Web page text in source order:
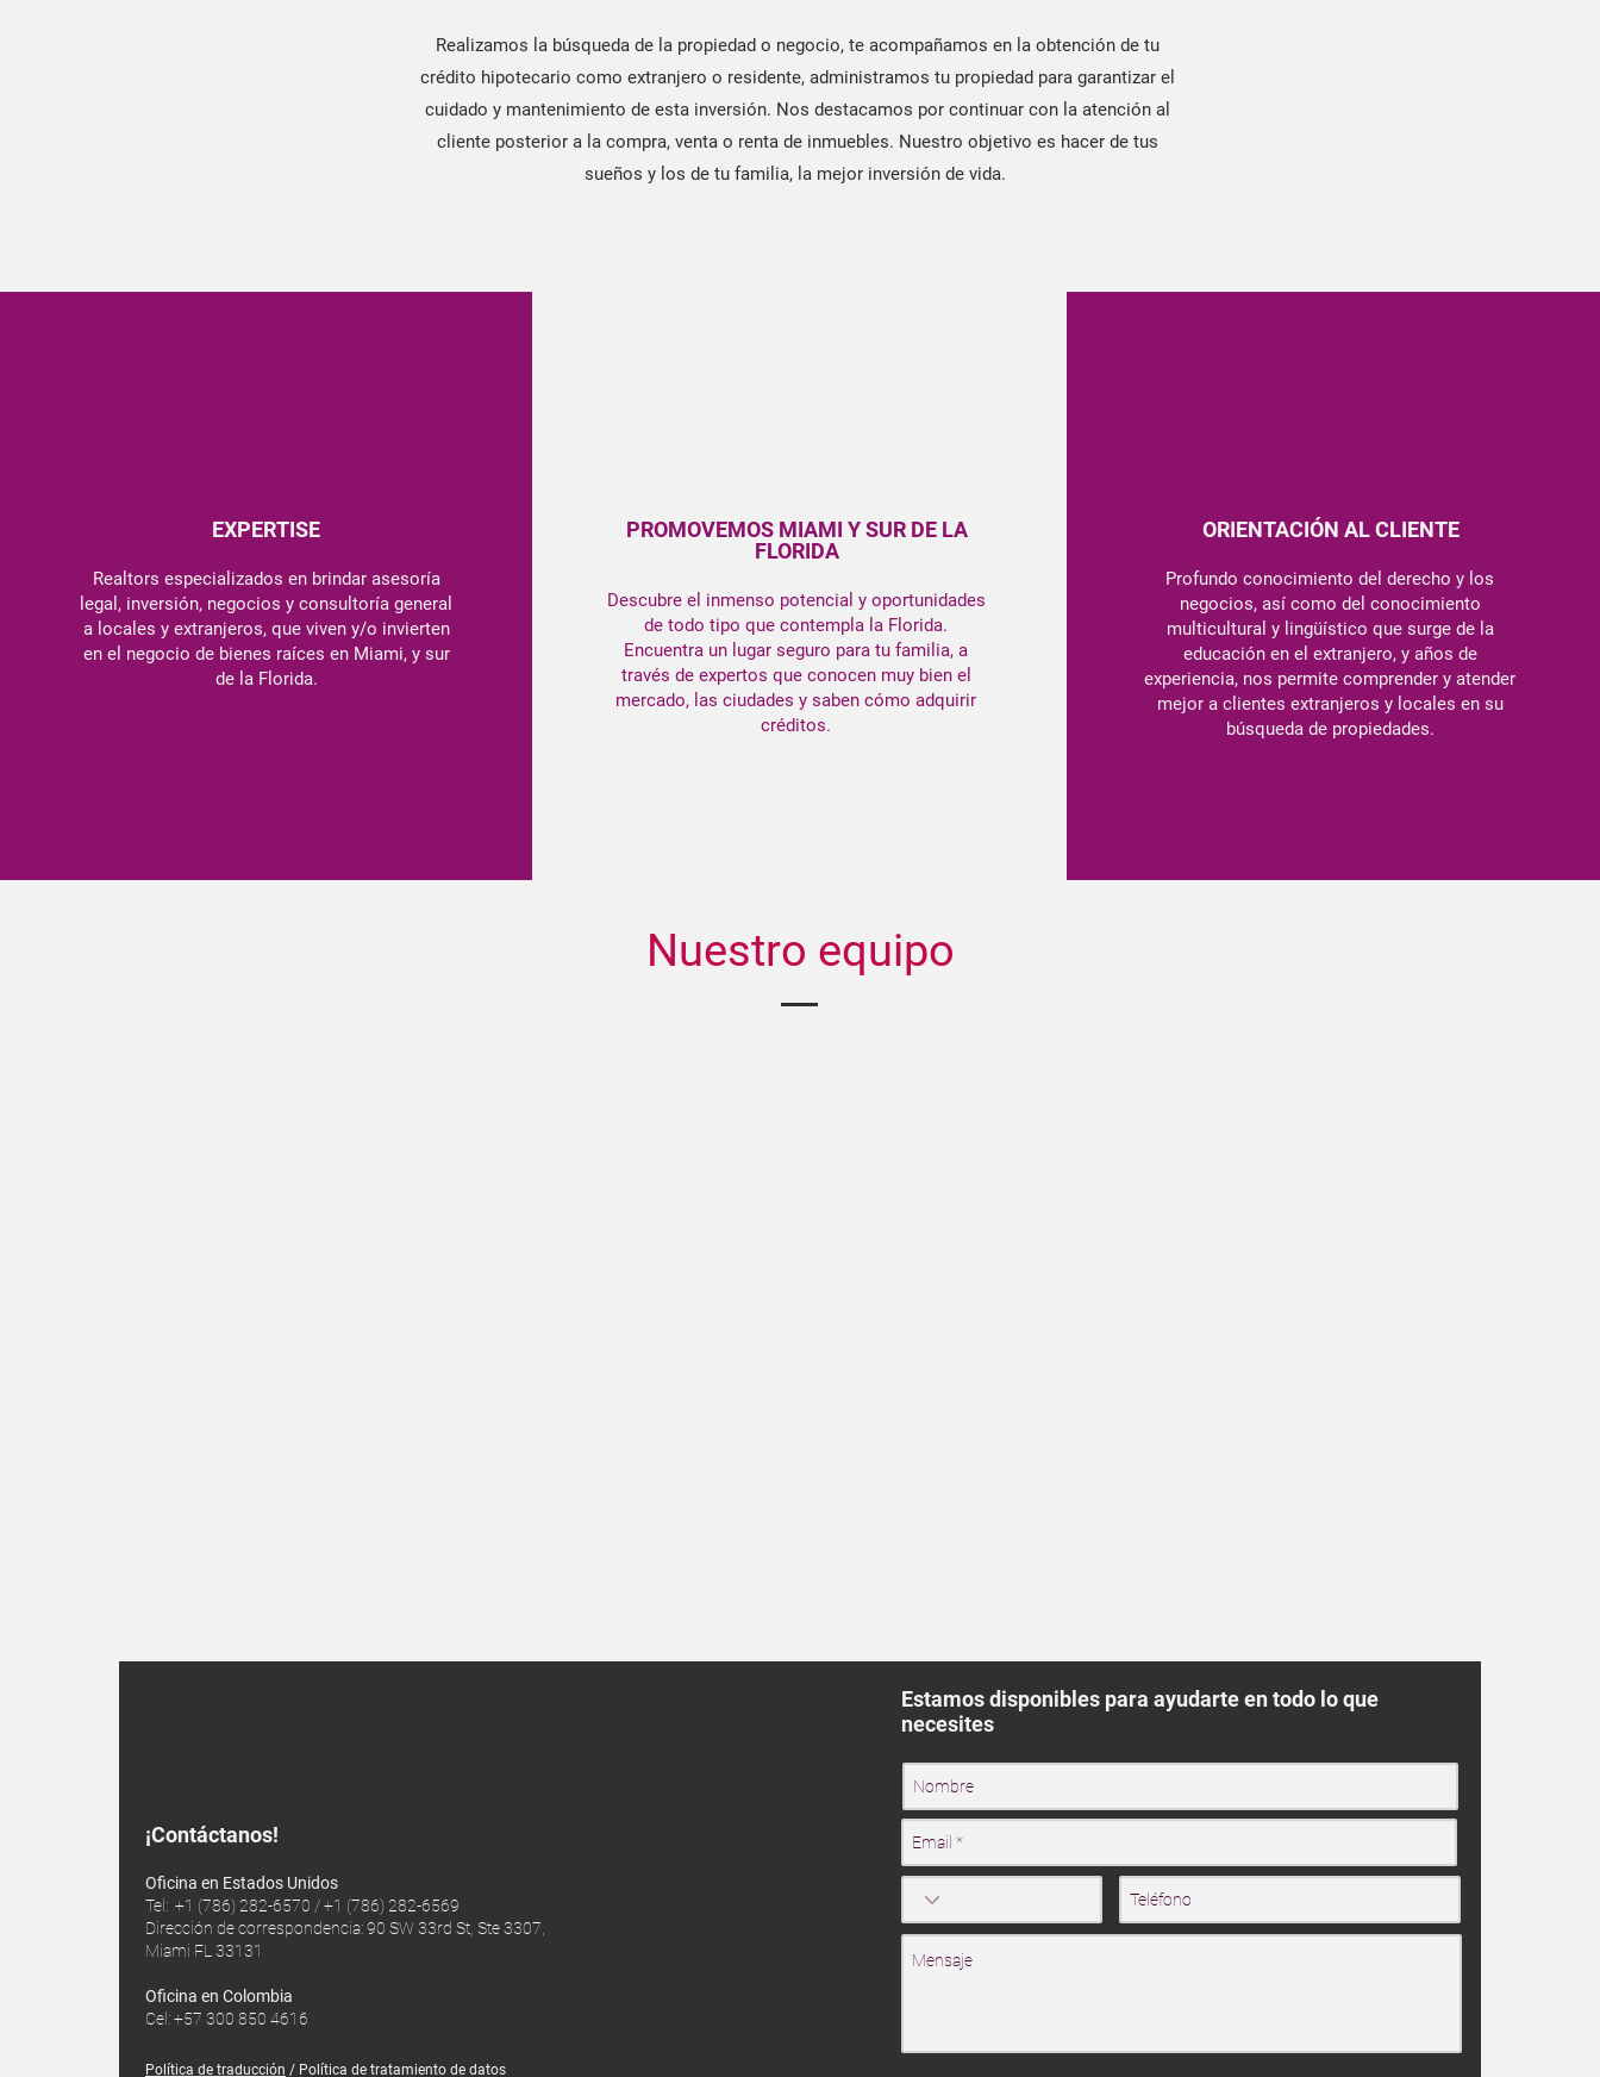
Realizamos la búsqueda de la propiedad o negocio, te acompañamos en la obtención de tu
crédito hipotecario como extranjero o residente, administramos tu propiedad para garantizar el
cuidado y mantenimiento de esta inversión. ​​Nos destacamos por continuar con la atención al
cliente posterior a la compra, venta o renta de inmuebles. ​Nuestro objetivo es hacer de tus
sueños y los de tu familia, la mejor inversión de vida.
EXPERTISE
Realtors especializados en brindar asesoría
legal, inversión, negocios y consultoría general
a locales y extranjeros, que viven y/o invierten
en el negocio de bienes raíces en Miami, y sur
de la Florida.
PROMOVEMOS MIAMI Y SUR DE LA
FLORIDA
Descubre el inmenso potencial y oportunidades
de todo tipo que contempla la Florida.
Encuentra un lugar seguro para tu familia, a
través de expertos que conocen muy bien el
mercado, las ciudades y saben cómo adquirir
créditos.
ORIENTACIÓN AL CLIENTE
Profundo conocimiento del derecho y los
negocios, así como del conocimiento
multicultural y lingüístico que surge de la
educación en el extranjero, y años de
experiencia, nos permite comprender y atender
mejor a clientes extranjeros y locales en su
búsqueda de propiedades.
Nuestro equipo
¡Contáctanos!
Oficina en Estados Unidos
Tel: +1 (786) 282-6570 / +1 (786) 282-6569
Dirección de correspondencia: 90 SW 33rd St, Ste 3307,
Miami FL 33131
Oficina en Colombia
Cel: +57 300 850 4616
Política de traducción / Política de tratamiento de datos
Estamos disponibles para ayudarte en todo lo que
necesites